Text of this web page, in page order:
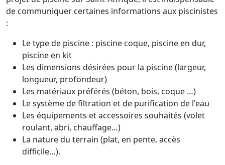
de communiquer certaines informations aux piscinistes
:
Le type de piscine : piscine coque, piscine en dur,
piscine en kit
Les dimensions désirées pour la piscine (largeur,
longueur, profondeur)
Les matériaux préférés (béton, bois, coque …)
Le système de filtration et de purification de l'eau
Les équipements et accessoires souhaités (volet
roulant, abri, chauffage…)
La nature du terrain (plat, en pente, accès
difficile…).